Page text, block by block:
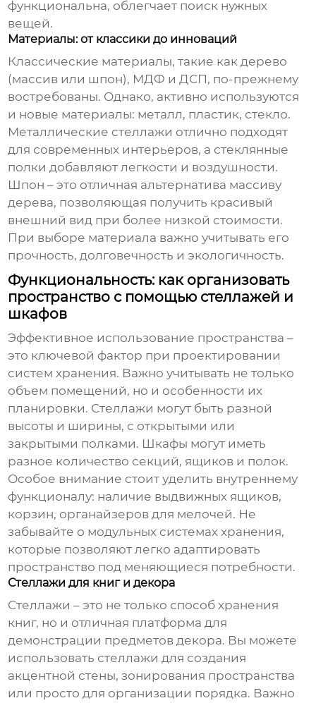
функциональна, облегчает поиск нужных
вещей.
Материалы: от классики до инноваций
Классические материалы, такие как дерево
(массив или шпон), МДФ и ДСП, по-прежнему
востребованы. Однако, активно используются
и новые материалы: металл, пластик, стекло.
Металлические стеллажи отлично подходят
для современных интерьеров, а стеклянные
полки добавляют легкости и воздушности.
Шпон – это отличная альтернатива массиву
дерева, позволяющая получить красивый
внешний вид при более низкой стоимости.
При выборе материала важно учитывать его
прочность, долговечность и экологичность.
Функциональность: как организовать
пространство с помощью стеллажей и
шкафов
Эффективное использование пространства –
это ключевой фактор при проектировании
систем хранения. Важно учитывать не только
объем помещений, но и особенности их
планировки. Стеллажи могут быть разной
высоты и ширины, с открытыми или
закрытыми полками. Шкафы могут иметь
разное количество секций, ящиков и полок.
Особое внимание стоит уделить внутреннему
функционалу: наличие выдвижных ящиков,
корзин, органайзеров для мелочей. Не
забывайте о модульных системах хранения,
которые позволяют легко адаптировать
пространство под меняющиеся потребности.
Стеллажи для книг и декора
Стеллажи – это не только способ хранения
книг, но и отличная платформа для
демонстрации предметов декора. Вы можете
использовать стеллажи для создания
акцентной стены, зонирования пространства
или просто для организации порядка. Важно